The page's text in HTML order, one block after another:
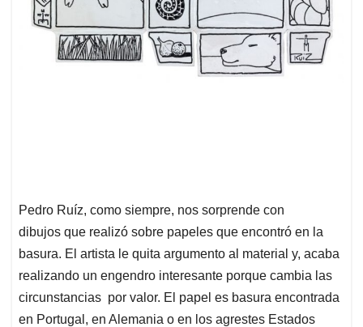
Pedro Ruíz, como siempre, nos sorprende con
dibujos que realizó sobre papeles que encontró en la
basura. El artista le quita argumento al material y, acaba
realizando un engendro interesante porque cambia las
circunstancias por valor. El papel es basura encontrada
en Portugal, en Alemania o en los agrestes Estados